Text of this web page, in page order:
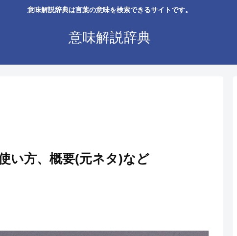
意味解説辞典は言葉の意味を検索できるサイトです。
意味解説辞典
い方、概要(元ネタ)など